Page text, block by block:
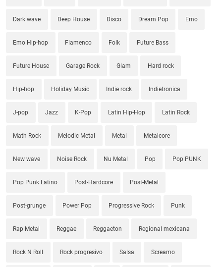
Dark wave Deep House Disco Dream Pop Emo
Emo Hip-hop Flamenco Folk Future Bass
Future House Garage Rock Glam Hard rock
Hip-hop Holiday Music Indie rock Indietronica
J-pop Jazz K-Pop Latin Hip-Hop Latin Rock
Math Rock Melodic Metal Metal Metalcore
New wave Noise Rock Nu Metal Pop Pop PUNK
Pop Punk Latino Post-Hardcore Post-Metal
Post-grunge Power Pop Progressive Rock Punk
Rap Metal Reggae Reggaeton Regional mexicana
Rock N Roll Rock progresivo Salsa Screamo